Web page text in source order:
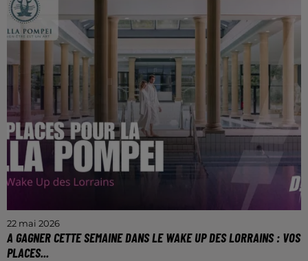
PANIER ET REMPORTEZ VOTRE CARTE CADEAU
CARREFOUR DE PROXIMITÉ DE MOSELLE
22 mai 2026
A GAGNER CETTE SEMAINE DANS LE WAKE UP DES LORRAINS : VOS
PLACES...